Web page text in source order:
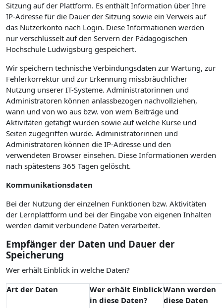
Sitzung auf der Plattform. Es enthält Information über Ihre
IP-Adresse für die Dauer der Sitzung sowie ein Verweis auf
das Nutzerkonto nach Login. Diese Informationen werden
nur verschlüsselt auf den Servern der Pädagogischen
Hochschule Ludwigsburg gespeichert.
Wir speichern technische Verbindungsdaten zur Wartung, zur
Fehlerkorrektur und zur Erkennung missbräuchlicher
Nutzung unserer IT-Systeme. Administratorinnen und
Administratoren können anlassbezogen nachvollziehen,
wann und von wo aus bzw. von wem Beiträge und
Aktivitäten getätigt wurden sowie auf welche Kurse und
Seiten zugegriffen wurde. Administratorinnen und
Administratoren können die IP-Adresse und den
verwendeten Browser einsehen. Diese Informationen werden
nach spätestens 365 Tagen gelöscht.
Kommunikationsdaten
Bei der Nutzung der einzelnen Funktionen bzw. Aktivitäten
der Lernplattform und bei der Eingabe von eigenen Inhalten
werden damit verbundene Daten verarbeitet.
Empfänger der Daten und Dauer der
Speicherung
Wer erhält Einblick in welche Daten?
Art der Daten
Wer erhält Einblick
in diese Daten?
Wann werden
diese Daten